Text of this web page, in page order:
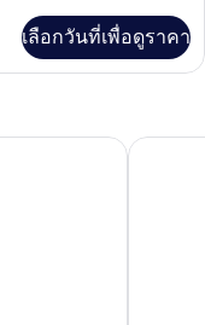
เลือกวันที่เพื่อดูราคา
Hotel